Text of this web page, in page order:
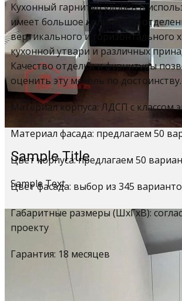
Sample Title
Sample Text
Кухонный гарнитур удобен в
имеет большое количество
вертикального и горизонтального
кухонной утвари и различных
Качество отделки и фурнитуры
оценить эту мебель по достоинству.
Материал корпуса: ЛДСП с классом
Материал фасада: предлагаем 50
Цвет корпуса: предлагаем 50
Цвет фасада: выбор из 345
Габаритные размеры (ШхГхВ):
проекту
Гарантия: 18 месяцев